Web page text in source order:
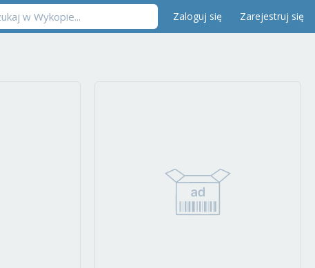
Zaloguj się Zarejestruj się